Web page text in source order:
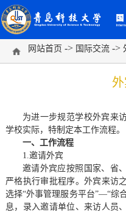
网站首页 -> 国际交流 ->
为进一步规范学校外宾来
学校实际，特制定本工作流程。
一、工作流程
1.邀请外宾
邀请外宾应按照国家、省
严格执行审批程序。外宾来访
选择“外事管理服务平台”—“综
息，录入邀请单位、来访人员